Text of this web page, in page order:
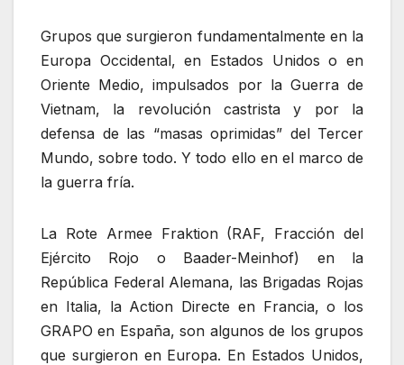
Grupos que surgieron fundamentalmente en la
Europa Occidental, en Estados Unidos o en
Oriente Medio, impulsados por la Guerra de
Vietnam, la revolución castrista y por la
defensa de las “masas oprimidas” del Tercer
Mundo, sobre todo. Y todo ello en el marco de
la guerra fría.
La Rote Armee Fraktion (RAF, Fracción del
Ejército Rojo o Baader-Meinhof) en la
República Federal Alemana, las Brigadas Rojas
en Italia, la Action Directe en Francia, o los
GRAPO en España, son algunos de los grupos
que surgieron en Europa. En Estados Unidos,